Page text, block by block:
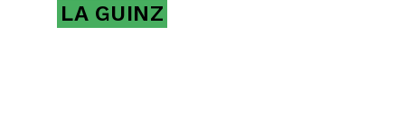
LA GUINZ